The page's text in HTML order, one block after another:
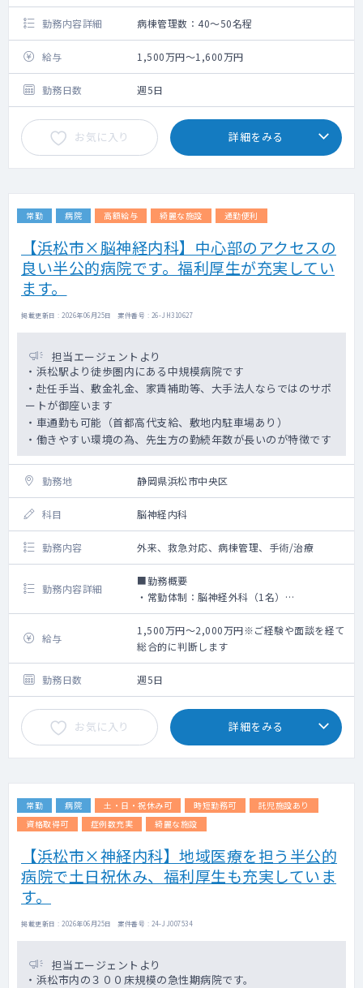
勤務内容詳細 病棟管理数：40～50名程
給与 1,500万円～1,600万円
勤務日数 週5日
お気に入り 詳細をみる
常勤 病院 高額給与 綺麗な施設 通勤便利
【浜松市×脳神経内科】中心部のアクセスの
良い半公的病院です。福利厚生が充実してい
ます。
掲載更新日 : 2026年06月25日 案件番号 : 26-JH310627
担当エージェントより
・浜松駅より徒歩圏内にある中規模病院です
・赴任手当、敷金礼金、家賃補助等、大手法人ならではのサポ
ートが御座います
・車通勤も可能（首都高代支給、敷地内駐車場あり）
・働きやすい環境の為、先生方の勤続年数が長いのが特徴です
勤務地 静岡県浜松市中央区
科目 脳神経内科
勤務内容 外来、救急対応、病棟管理、手術/治療
勤務内容詳細
■勤務概要
・常勤体制：脳神経外科（1名）
・勤務内容：外来、救急対応、病棟管理
・外来コマ数：3コマ/週
・1コマ対応数：10～15名程
・病棟管理数：15名前後
・オンコール：有 ※主治医制（基本電話指
示、待機料・出動手当有）
・カルテ ：電子カルテ
給与
1,500万円～2,000万円※ご経験や面談を経て
総合的に判断します
勤務日数 週5日
お気に入り 詳細をみる
常勤 病院 土・日・祝休み可 時短勤務可
託児施設あり
資格取得可
症例数充実 綺麗な施設
【浜松市×神経内科】地域医療を担う半公的
病院で土日祝休み、福利厚生も充実していま
す。
掲載更新日 : 2026年06月25日 案件番号 : 24-JJ007534
担当エージェントより
・浜松市内の３００床規模の急性期病院です。